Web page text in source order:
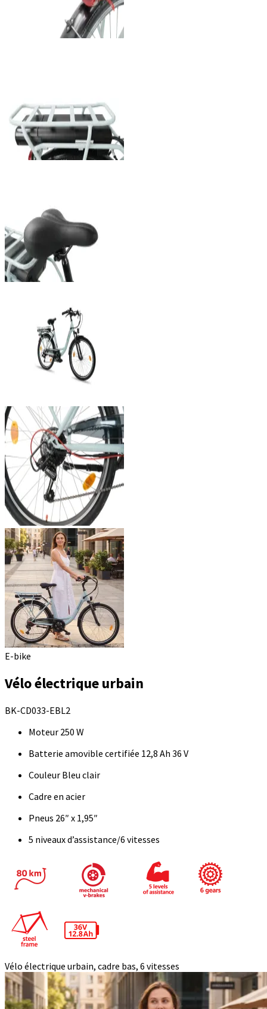
E-bike
Vélo électrique urbain
BK-CD033-EBL2
Moteur 250 W
Batterie amovible certifiée 12,8 Ah 36 V
Couleur Bleu clair
Cadre en acier
Pneus 26″ x 1,95″
5 niveaux d’assistance/6 vitesses
Vélo électrique urbain, cadre bas, 6 vitesses